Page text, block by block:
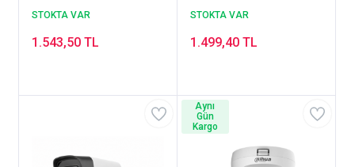
İç Ortam Dome Güvenlik
STOKTA VAR
1.543,50 TL
Kamerası
STOKTA VAR
1.499,40 TL
Aynı
Gün
Kargo